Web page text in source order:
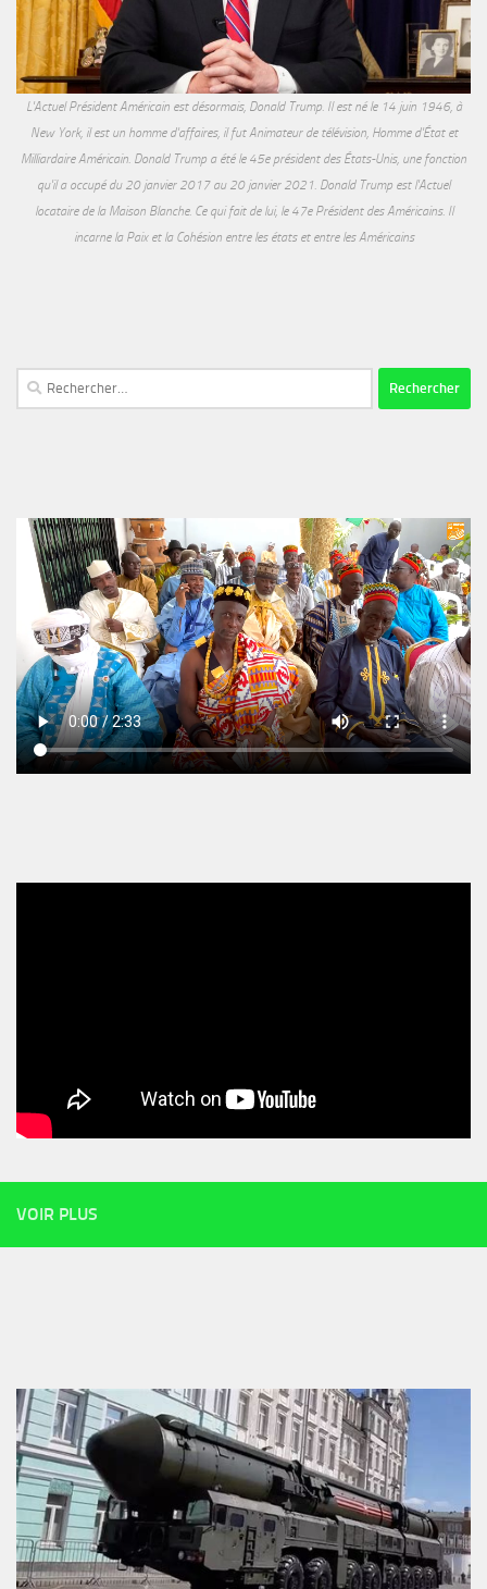
L'Actuel Président Américain est désormais, Donald Trump. Il est né le 14 juin 1946, à
New York, il est un homme d'affaires, il fut Animateur de télévision, Homme d'État et
Milliardaire Américain. Donald Trump a été le 45e président des États-Unis, une fonction
qu'il a occupé du 20 janvier 2017 au 20 janvier 2021. Donald Trump est l'Actuel
locataire de la Maison Blanche. Ce qui fait de lui, le 47e Président des Américains. Il
incarne la Paix et la Cohésion entre les états et entre les Américains
Rechercher :
VOIR PLUS